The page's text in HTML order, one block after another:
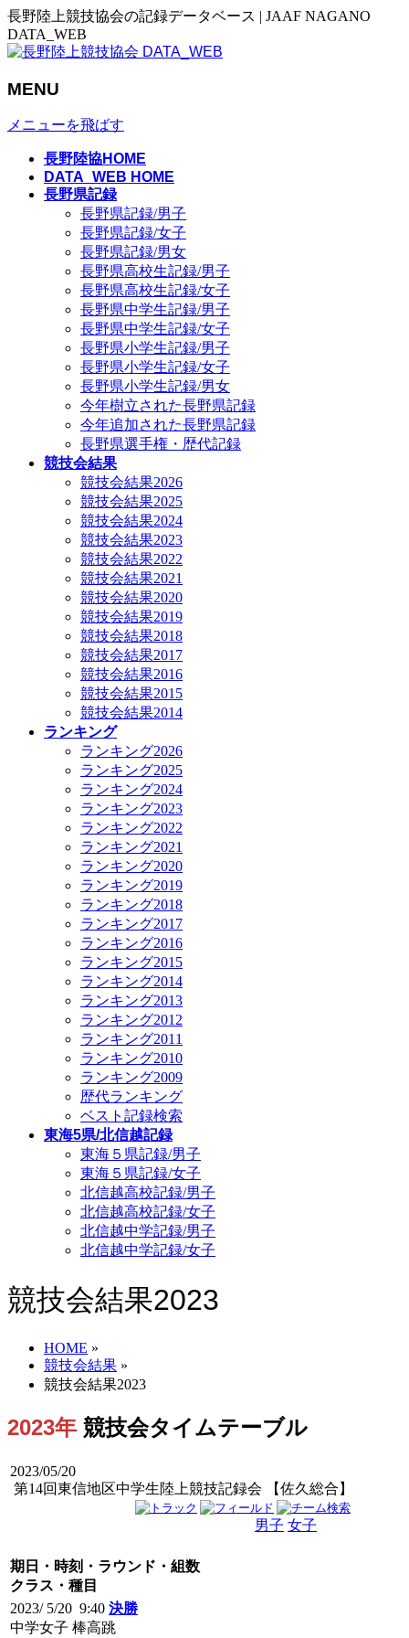
長野陸上競技協会の記録データベース | JAAF NAGANO
DATA_WEB
MENU
メニューを飛ばす
長野陸協HOME
DATA_WEB HOME
長野県記録
長野県記録/男子
長野県記録/女子
長野県記録/男女
長野県高校生記録/男子
長野県高校生記録/女子
長野県中学生記録/男子
長野県中学生記録/女子
長野県小学生記録/男子
長野県小学生記録/女子
長野県小学生記録/男女
今年樹立された長野県記録
今年追加された長野県記録
長野県選手権・歴代記録
競技会結果
競技会結果2026
競技会結果2025
競技会結果2024
競技会結果2023
競技会結果2022
競技会結果2021
競技会結果2020
競技会結果2019
競技会結果2018
競技会結果2017
競技会結果2016
競技会結果2015
競技会結果2014
ランキング
ランキング2026
ランキング2025
ランキング2024
ランキング2023
ランキング2022
ランキング2021
ランキング2020
ランキング2019
ランキング2018
ランキング2017
ランキング2016
ランキング2015
ランキング2014
ランキング2013
ランキング2012
ランキング2011
ランキング2010
ランキング2009
歴代ランキング
ベスト記録検索
東海5県/北信越記録
東海５県記録/男子
東海５県記録/女子
北信越高校記録/男子
北信越高校記録/女子
北信越中学記録/男子
北信越中学記録/女子
競技会結果2023
HOME »
競技会結果 »
競技会結果2023
2023年 競技会タイムテーブル
2023/05/20
第14回東信地区中学生陸上競技記録会 【佐久総合】
男子 女子
期日・時刻・ラウンド・組数
クラス・種目
2023/ 5/20 9:40 決勝
中学女子 棒高跳